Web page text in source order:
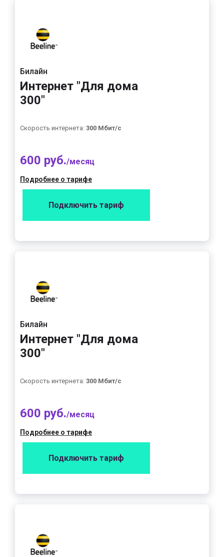
Билайн
Интернет "Для дома
300"
Скорость интернета: 300 Мбит/с
600 руб./месяц
Подробнее о тарифе
Подключить тариф
Билайн
Интернет "Для дома
300"
Скорость интернета: 300 Мбит/с
600 руб./месяц
Подробнее о тарифе
Подключить тариф